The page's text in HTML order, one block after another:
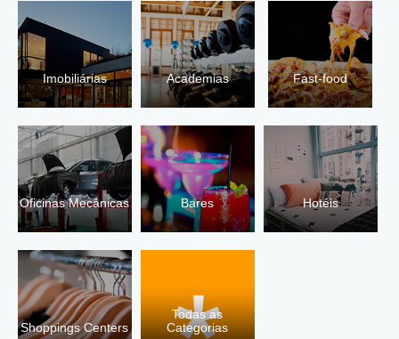
Imobiliárias Academias Fast-food
Oficinas Mecânicas Bares Hotéis
Shoppings Centers
Todas as
Categorias